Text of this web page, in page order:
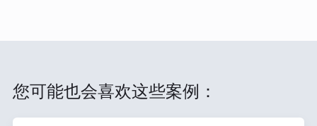
您可能也会喜欢这些案例：